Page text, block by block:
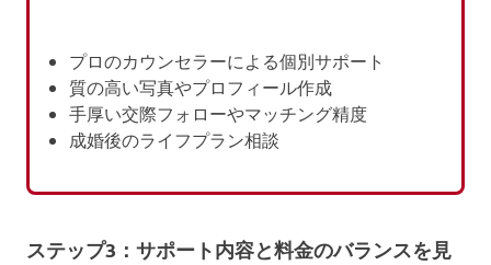
プロのカウンセラーによる個別サポート
質の高い写真やプロフィール作成
手厚い交際フォローやマッチング精度
成婚後のライフプラン相談
ステップ3：サポート内容と料金のバランスを見